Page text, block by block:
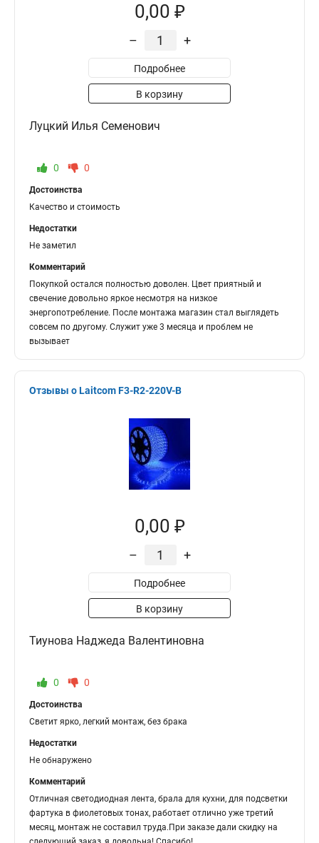
0,00 ₽
– +
Подробнее
В корзину
Луцкий Илья Семенович
0 0
Достоинства
Качество и стоимость
Недостатки
Не заметил
Комментарий
Покупкой остался полностью доволен. Цвет приятный и
свечение довольно яркое несмотря на низкое
энергопотребление. После монтажа магазин стал выглядеть
совсем по другому. Служит уже 3 месяца и проблем не
вызывает
Отзывы о Laitcom F3-R2-220V-B
0,00 ₽
– +
Подробнее
В корзину
Тиунова Наджеда Валентиновна
0 0
Достоинства
Светит ярко, легкий монтаж, без брака
Недостатки
Не обнаружено
Комментарий
Отличная светодиодная лента, брала для кухни, для подсветки
фартука в фиолетовых тонах, работает отлично уже третий
месяц, монтаж не составил труда.При заказе дали скидку на